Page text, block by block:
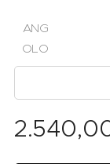
ANG
OLO